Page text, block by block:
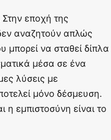
Στην εποχή της
αναζητούν απλώς
μπορεί να σταθεί δίπλα
μέσα σε ένα
λύσεις με
μόνο δέσμευση.
η εμπιστοσύνη είναι το